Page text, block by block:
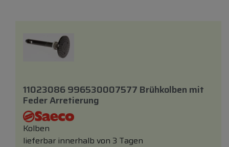
11023086 996530007577 Brühkolben mit
Feder Arretierung
Kolben
lieferbar innerhalb von 3 Tagen